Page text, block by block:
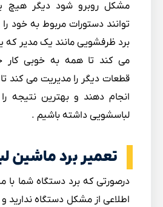
مشکل روبرو شود دیگر هیچ
توانند دستورات مربوط به خود
برد ظرفشویی مانند یک مدیر که
می کند تا همه به خوبی کار
قطعات دیگر را مدیریت می کند
انجام دهند و بهترین نتیجه
لباسشویی داشته باشیم .
تعمیر برد ماشین
درصورتی که برد دستگاه شما
اطلاعی از مشکل دستگاه ندارید